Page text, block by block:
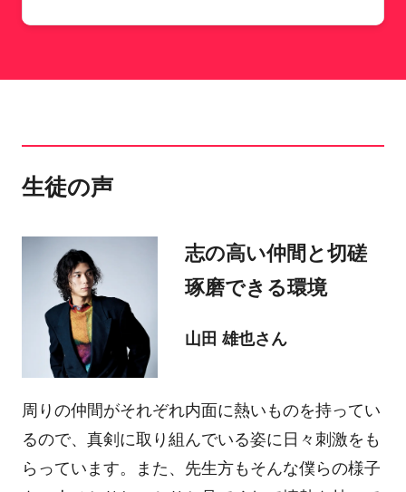
生徒の声
志の高い仲間と切磋
琢磨できる環境
山田 雄也さん
周りの仲間がそれぞれ内面に熱いものを持ってい
るので、真剣に取り組んでいる姿に日々刺激をも
らっています。また、先生方もそんな僕らの様子